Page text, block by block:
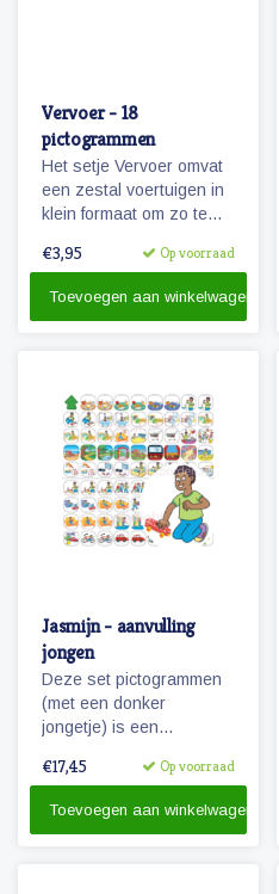
Vervoer - 18
pictogrammen
Het setje Vervoer omvat
een zestal voertuigen in
klein formaat om zo te
pictogrammen en
€3,95 Op voorraad
Toevoegen aan winkelwagen
Jasmijn - aanvulling
jongen
Deze set pictogrammen
(met een donker
jongetje) is een
'basis schoolweek' en
in de categorieën spel,
€17,45 Op voorraad
Toevoegen aan winkelwagen